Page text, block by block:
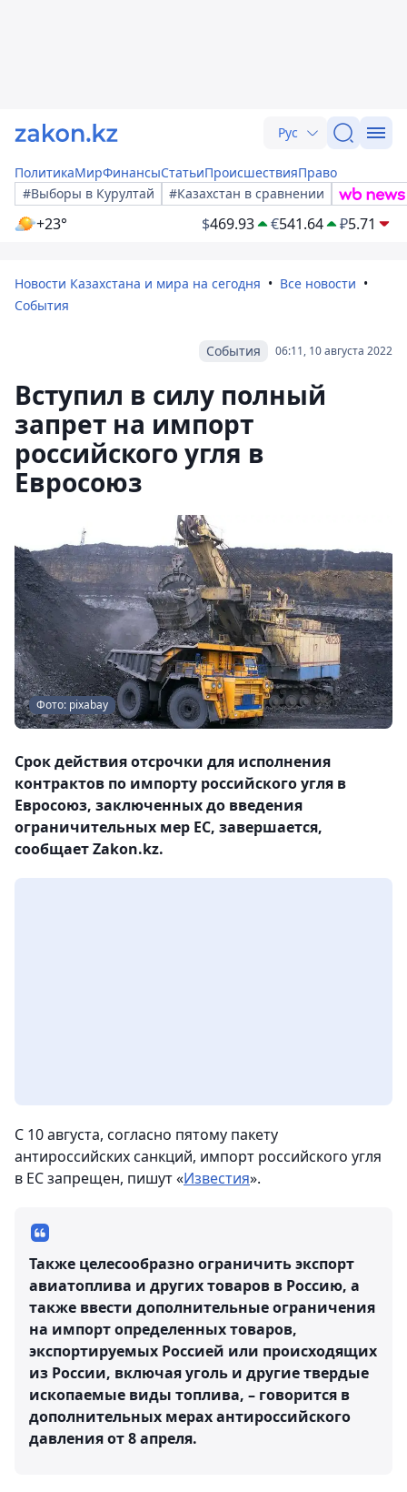
Рус
ПолитикаМирФинансыСтатьиПроисшествияПраво
#Выборы в Курултай
#Казахстан в сравнении
+23° $469.93 €541.64 ₽5.71
Новости Казахстана и мира на сегодня
Все новости
События
06:11, 10 августа 2022
События
Вступил в силу полный
запрет на импорт
российского угля в
Евросоюз
Фото: pixabay
Срок действия отсрочки для исполнения
контрактов по импорту российского угля в
Евросоюз, заключенных до введения
ограничительных мер ЕС, завершается,
сообщает Zakon.kz.
С 10 августа, согласно пятому пакету
антироссийских санкций, импорт российского угля
в ЕС запрещен, пишут «Известия».
Также целесообразно ограничить экспорт
авиатоплива и других товаров в Россию, а
также ввести дополнительные ограничения
на импорт определенных товаров,
экспортируемых Россией или происходящих
из России, включая уголь и другие твердые
ископаемые виды топлива, – говорится в
дополнительных мерах антироссийского
давления от 8 апреля.